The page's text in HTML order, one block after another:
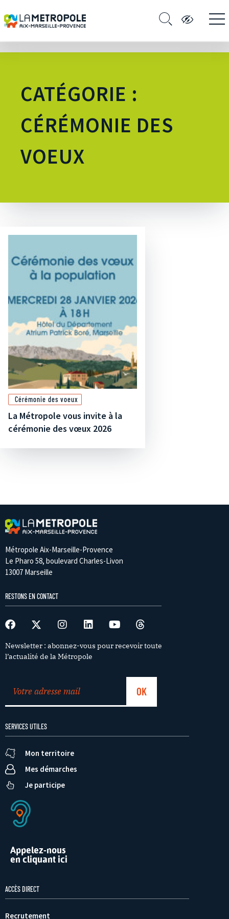
CATÉGORIE :
CÉRÉMONIE DES
VOEUX
Cérémonie des voeux
La Métropole vous invite à la
cérémonie des vœux 2026
Métropole Aix-Marseille-Provence
Le Pharo 58, boulevard Charles-Livon
13007 Marseille
RESTONS EN CONTACT
Newsletter : abonnez-vous pour recevoir toute
l’actualité de la Métropole
SERVICES UTILES
Mon territoire
Mes démarches
Je participe
Appelez-nous
en cliquant ici
ACCÈS DIRECT
Recrutement